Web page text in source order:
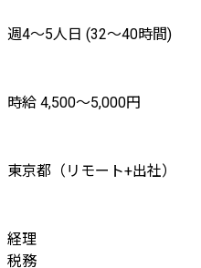
週4〜5人日 (32〜40時間)
時給 4,500〜5,000円
東京都（リモート+出社）
経理
税務